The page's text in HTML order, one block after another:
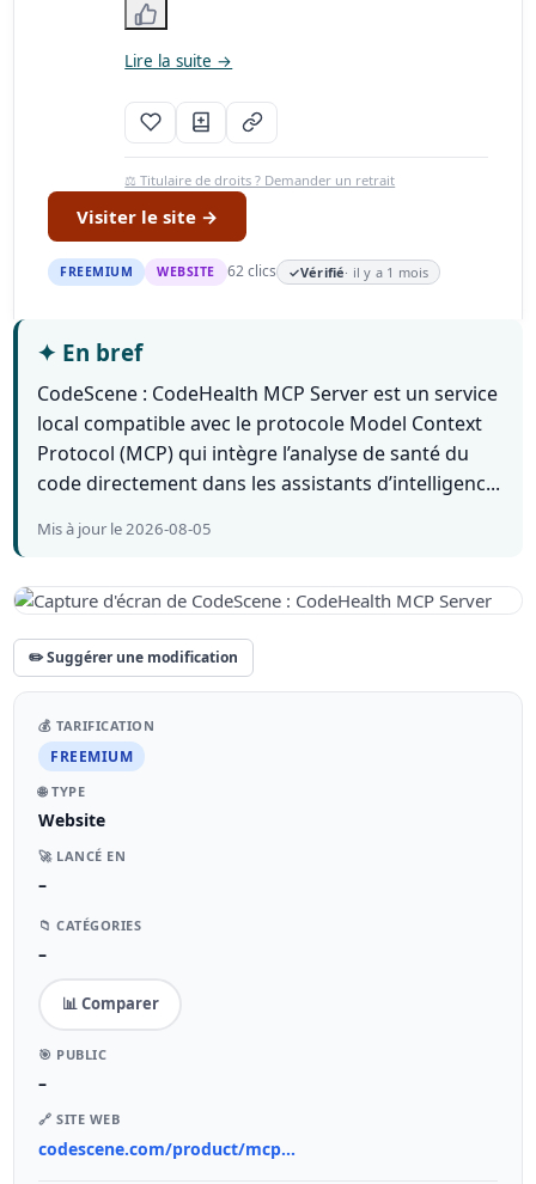
Lire la suite →
⚖️ Titulaire de droits ? Demander un retrait
Visiter le site →
FREEMIUM WEBSITE 62 clics ✓Vérifié· il y a 1 mois
✦ En bref
CodeScene : CodeHealth MCP Server est un service
local compatible avec le protocole Model Context
Protocol (MCP) qui intègre l’analyse de santé du
code directement dans les assistants d’intelligenc...
Mis à jour le 2026-08-05
✏️ Suggérer une modification
💰 TARIFICATION
FREEMIUM
🌐 TYPE
Website
🚀 LANCÉ EN
–
📁 CATÉGORIES
–
📊 Comparer
🎯 PUBLIC
–
🔗 SITE WEB
codescene.com/product/mcp...